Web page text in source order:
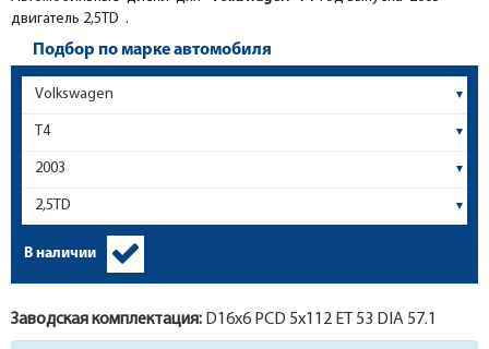
двигатель 2,5TD .
Подбор по марке автомобиля
В наличии
Заводская комплектация: D16x6 PCD 5x112 ET 53 DIA 57.1